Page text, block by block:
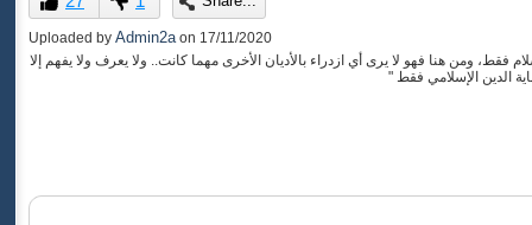
of
0
seconds
Uploaded by Admin2a on 17/11/2020
فقط، ومن هنا فهو لا يرى أي ازدراء بالأديان الأخرى مهما كانت.. ولا يعرف ولا يفهم إلا
الدين الإسلامي فقط "